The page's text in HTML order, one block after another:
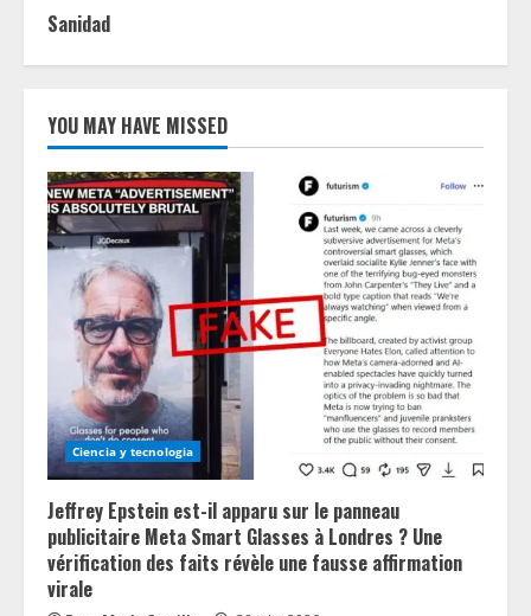
Sanidad
YOU MAY HAVE MISSED
Ciencia y tecnologia
Jeffrey Epstein est-il apparu sur le panneau
publicitaire Meta Smart Glasses à Londres ? Une
vérification des faits révèle une fausse affirmation
virale